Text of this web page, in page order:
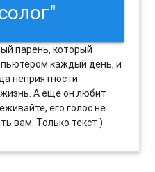
парень, который
каждый день, и
неприятности
А еще он любит
его голос не
вам. Только текст )